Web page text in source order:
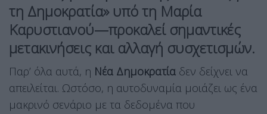
τη Δημοκρατία» υπό τη Μαρία
Καρυστιανού—προκαλεί σημαντικές
μετακινήσεις και αλλαγή συσχετισμών.
Παρ’ όλα αυτά, η Νέα Δημοκρατία δεν δείχνει να
απειλείται. Ωστόσο, η αυτοδυναμία μοιάζει ως ένα
μακρινό σενάριο με τα δεδομένα που